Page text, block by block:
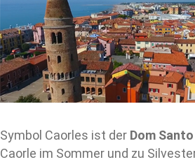
Symbol Caorles ist der Dom
Caorle im Sommer und zu